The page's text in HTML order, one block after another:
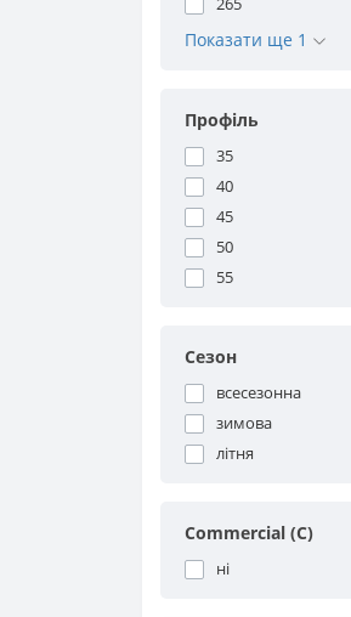
Показати ще 1
Профіль
35
40
45
50
55
Сезон
всесезонна
зимова
літня
Commercial (C)
ні